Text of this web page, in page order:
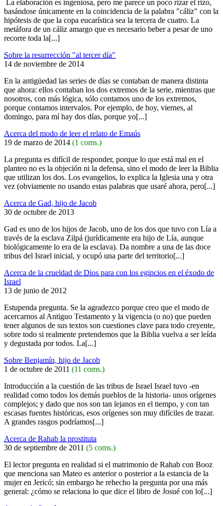
La elaboración es ingeniosa, pero me parece un poco rizar el rizo,
basándose únicamente en la coincidencia de la palabra "cáliz" con la
hipótesis de que la copa eucarística sea la tercera de cuatro. La
metáfora de un cáliz amargo que es necesario beber a pesar de uno
recorre toda la[...]
Sobre la resurrección "al tercer día"
14 de noviembre de 2014
En la antigüedad las series de días se contaban de manera distinta
que ahora: ellos contaban los dos extremos de la serie, mientras que
nosotros, con más lógica, sólo contamos uno de los extremos,
porque contamos intervalos. Por ejemplo, de hoy, viernes, al
domingo, para mí hay dos días, porque yo[...]
Acerca del modo de leer el relato de Emaús
19 de marzo de 2014 (1 coms.)
La pregunta es difícil de responder, porque lo que está mal en el
planteo no es la objeción ni la defensa, sino el modo de leer la Biblia
que utilizan los dos. Los evangelios, lo explica la Iglesia una y otra
vez (obviamente no usando estas palabras que usaré ahora, pero[...]
Acerca de Gad, hijo de Jacob
30 de octubre de 2013
Gad es uno de los hijos de Jacob, uno de los dos que tuvo con Lía a
través de la esclava Zilpá (jurídicamente era hijo de Lía, aunque
biológicamente lo era de la esclava). Da nombre a una de las doce
tribus del Israel inicial, y ocupó una parte del territorio[...]
Acerca de la crueldad de Dios para con los egipcios en el éxodo de
Israel
13 de junio de 2012
Estupenda pregunta. Se la agradezco porque creo que el modo de
acercarnos al Antiguo Testamento y la vigencia (o no) que pueden
tener algunos de sus textos son cuestiones clave para todo creyente,
sobre todo si realmente pretendemos que la Biblia vuelva a ser leída
y degustada por todos. La[...]
Sobre Benjamín, hijo de Jacob
1 de octubre de 2011 (11 coms.)
Introducción a la cuestión de las tribus de Israel Israel tuvo -en
realidad como todos los demás pueblos de la historia- unos orígenes
complejos; y dado que nos son tan lejanos en el tiempo, y con tan
escasas fuentes históricas, esos orígenes son muy difíciles de trazar.
A grandes rasgos podríamos[...]
Acerca de Rahab la prostituta
30 de septiembre de 2011 (5 coms.)
El lector pregunta en realidad si el matrimonio de Rahab con Booz
que menciona san Mateo es anterior o posterior a la estancia de la
mujer en Jericó; sin embargo he rehecho la pregunta por una más
general: ¿cómo se relaciona lo que dice el libro de Josué con lo[...]